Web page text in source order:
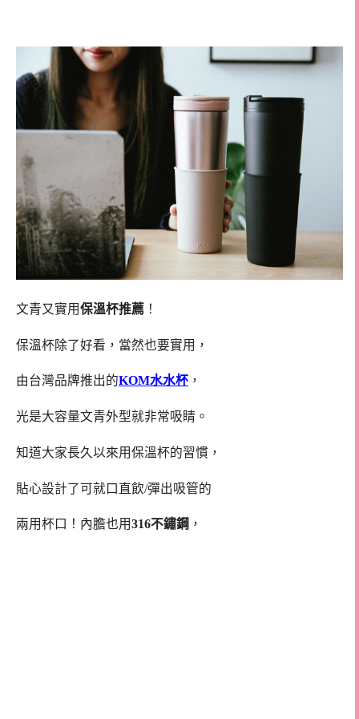
文青又實用保溫杯推薦 ！
保溫杯除了好看，當然也要實用，
由台灣品牌推出的KOM水水杯 ，
光是大容量文青外型就非常吸睛。
知道大家長久以來用保溫杯的習慣，
貼心設計了可就口直飲/彈出吸管的
兩用杯口！內膽也用316不鏽鋼 ，